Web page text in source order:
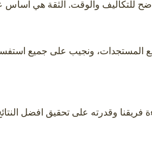
للتكاليف والوقت. الثقة هي اساس
المستجدات، ونجيب على جميع
فريقنا وقدرته على تحقيق افضل